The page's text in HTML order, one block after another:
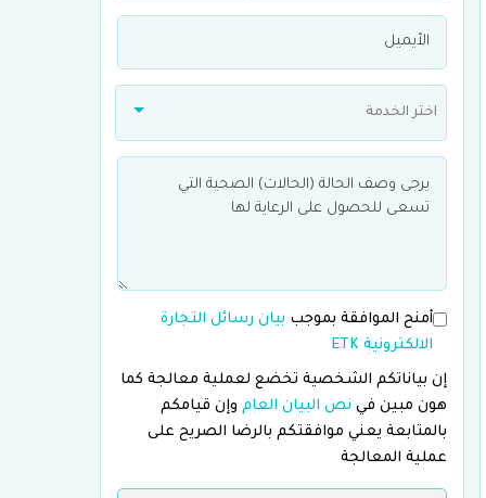
اختر الخدمة
أمنح الموافقة بموجب بيان رسائل التجارة
الالكترونية ETK
إن بياناتكم الشخصية تخضع لعملية معالجة كما
هون مبين في نص البيان العام وإن قيامكم
بالمتابعة يعني موافقتكم بالرضا الصريح على
عملية المعالجة